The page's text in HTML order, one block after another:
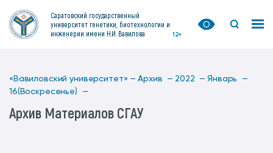
Саратовский государственный
университет генетики, биотехнологии и
инженерии имени Н.И. Вавилова
12+
«Вавиловский университет» — Архив — 2022 — Январь —
16(Воскресенье) —
Архив Материалов СГАУ